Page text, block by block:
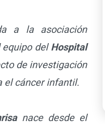
a la asociación
del Hospital
de investigación
el cáncer infantil.
nace desde el